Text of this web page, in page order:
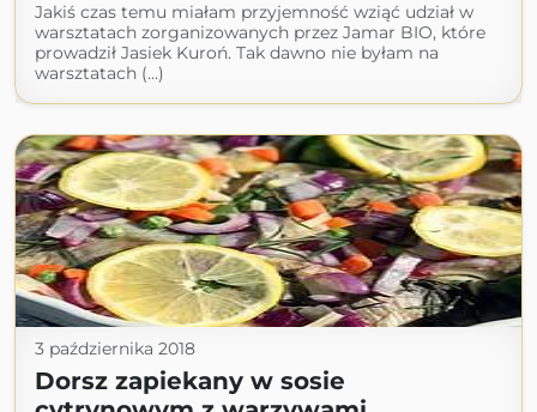
Jakiś czas temu miałam przyjemność wziąć udział w
warsztatach zorganizowanych przez Jamar BIO, które
prowadził Jasiek Kuroń. Tak dawno nie byłam na
warsztatach (...)
3 października 2018
Dorsz zapiekany w sosie